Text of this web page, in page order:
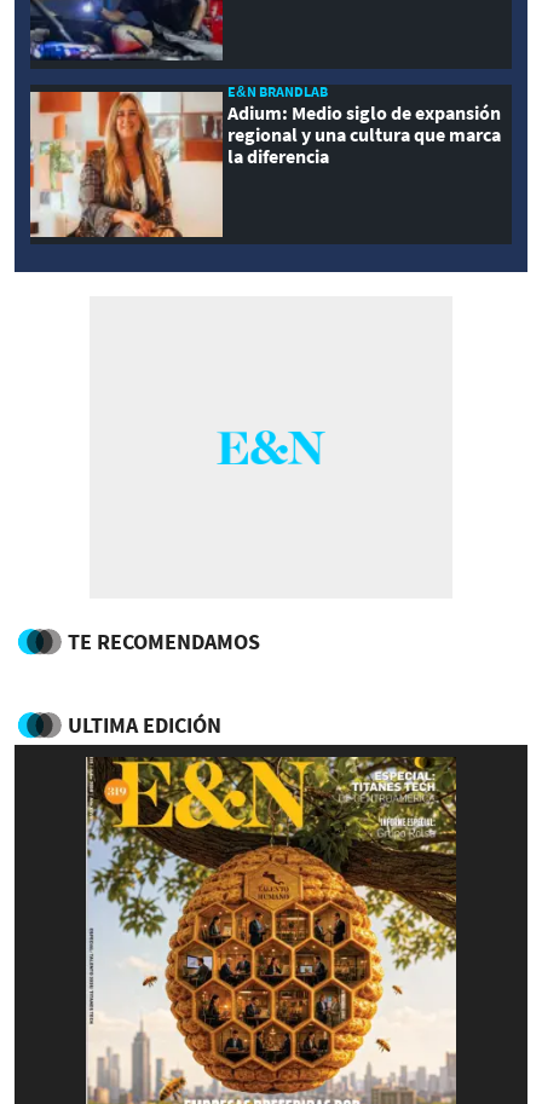
E&N BRANDLAB
Adium: Medio siglo de expansión
regional y una cultura que marca
la diferencia
TE RECOMENDAMOS
ULTIMA EDICIÓN